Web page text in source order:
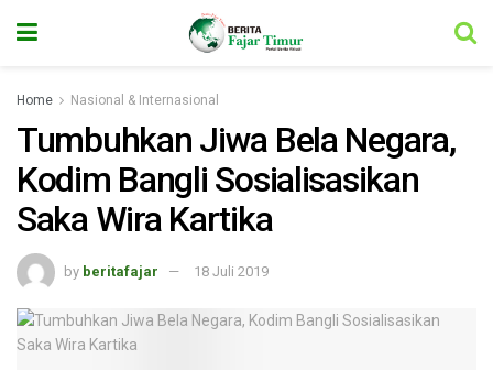
Home Nasional & Internasional
Tumbuhkan Jiwa Bela Negara,
Kodim Bangli Sosialisasikan
Saka Wira Kartika
by beritafajar 18 Juli 2019